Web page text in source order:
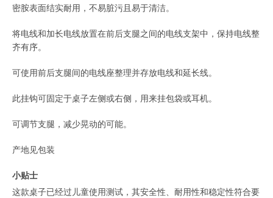
密胺表面结实耐用，不易脏污且易于清洁。
将电线和加长电线放置在前后支腿之间的电线支架中，保持电线整
齐有序。
可使用前后支腿间的电线座整理并存放电线和延长线。
此挂钩可固定于桌子左侧或右侧，用来挂包袋或耳机。
可调节支腿，减少晃动的可能。
产地见包装
小贴士
这款桌子已经过儿童使用测试，其安全性、耐用性和稳定性符合要